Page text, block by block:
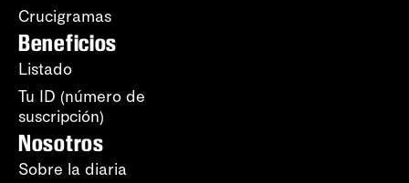
Crucigramas
Beneficios
Listado
Tu ID (número de
suscripción)
Nosotros
Sobre la diaria